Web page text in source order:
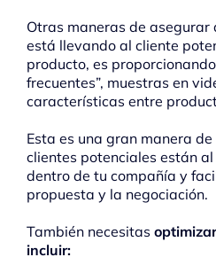
Otras maneras de asegurar
está llevando al cliente
producto, es
frecuentes”, muestras en
características entre
Esta es una gran manera
clientes potenciales están
dentro de tu compañía y
propuesta y la negociación.
También necesitas
incluir: